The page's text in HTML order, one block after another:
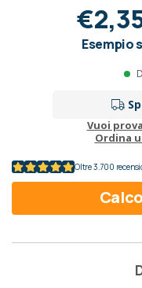
Esempio
Vuoi
Ordina
Oltre 3.700